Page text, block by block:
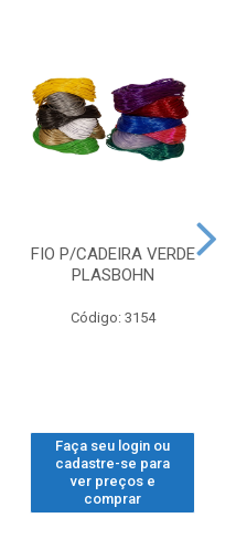
FIO P/CADEIRA VERDE
PLASBOHN
Código: 3154
Faça seu login ou
cadastre-se para
ver preços e
comprar